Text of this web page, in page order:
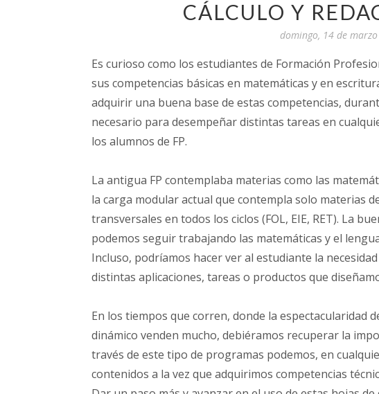
CÁLCULO Y
domingo, 14 de
Es curioso como los estudiantes de Formación
sus competencias básicas en matemáticas y en
adquirir una buena base de estas competencias,
necesario para desempeñar distintas tareas en
los alumnos de FP.
La antigua FP contemplaba materias como las
la carga modular actual que contempla solo materias
transversales en todos los ciclos (FOL, EIE, RET). La
podemos seguir trabajando las matemáticas y el
Incluso, podríamos hacer ver al estudiante la
distintas aplicaciones, tareas o productos que
En los tiempos que corren, donde la espectacularidad
dinámico venden mucho, debiéramos recuperar la
través de este tipo de programas podemos, en
contenidos a la vez que adquirimos competencias